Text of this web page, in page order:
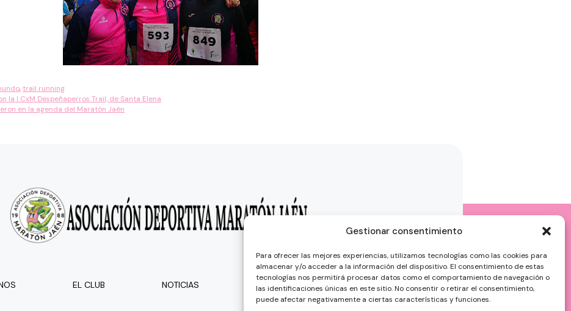
Gestionar consentimiento
Para ofrecer las mejores experiencias, utilizamos tecnologías como las cookies para
almacenar y/o acceder a la información del dispositivo. El consentimiento de estas
tecnologías nos permitirá procesar datos como el comportamiento de navegación o
las identificaciones únicas en este sitio. No consentir o retirar el consentimiento,
puede afectar negativamente a ciertas características y funciones.
, trail running
la I CxM Despeñaperros Trail, de Santa Elena
en la agenda del Maratón Jaén
EL CLUB NOTICIAS